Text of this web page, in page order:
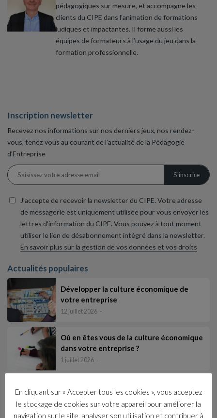
pédagogiques sur mesure, et accompagne les
clients du CIPE dans l’animation de formations
ludiques et impactantes. Il forme aussi les
équipes de formateurs à l’usage du jeu dans la
formation professionnelle.
Inscription newsletter
Recevez nos informations sur nos derniers jeux, nos rendez-
vous, tenez vous au courant de l’actualité de la Pédagogie
d’Entreprise
J’accepte de recevoir la newsletter du CIPE. Votre adresse
de messagerie est uniquement utilisée pour vous envoyer les
lettres d'information du CIPE. Vous pouvez à tout moment
utiliser le lien de désabonnement intégré dans la newsletter.
En savoir plus sur la gestion de vos données et vos droits
Actualités populaires
Développer la culture économique de
votre entreprise
12 juillet 2026
Où en êtes vous de la culture économique
dans votre entreprise ?
1 juillet 2026
tous les salariés afin d’intégrer les fonda…
17 juin 2026
En cliquant sur « Accepter tous les cookies », vous acceptez
le stockage de cookies sur votre appareil pour améliorer la
navigation sur le site, analyser son utilisation et contribuer à